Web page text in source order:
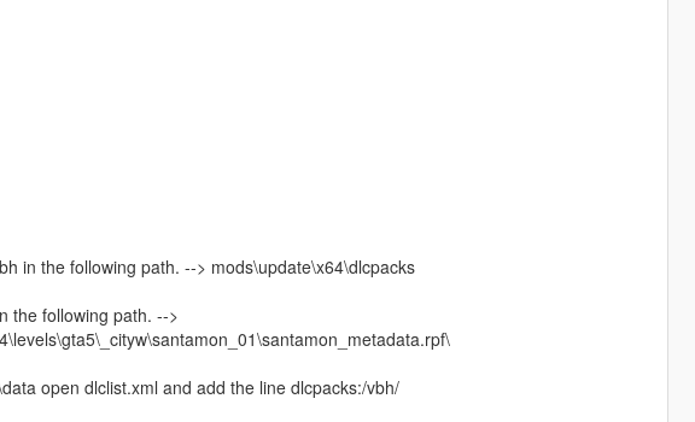
in the following path. --> mods\update\x64\dlcpacks
the following path. -->
open dlclist.xml and add the line dlcpacks:/vbh/